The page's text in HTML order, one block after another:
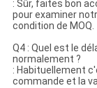
: Sûr, faites bon
pour examiner
condition de MOQ.
Q4 : Quel est le
normalement ?
: Habituellement
commande et la